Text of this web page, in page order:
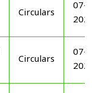
Circulars
07-
Circulars
07-